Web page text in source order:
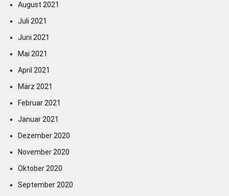
August 2021
Juli 2021
Juni 2021
Mai 2021
April 2021
März 2021
Februar 2021
Januar 2021
Dezember 2020
November 2020
Oktober 2020
September 2020